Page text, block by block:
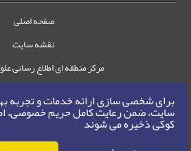
برای شخصی سازی ارائه خدمات و تجربه
سایت، ضمن رعایت کامل حریم خصوصی،
کوکی ذخیره می شوند
صفحه اصلی
نقشه سایت
مرکز منطقه ای اطلاع رسانی
حقوق این وب‌سایت